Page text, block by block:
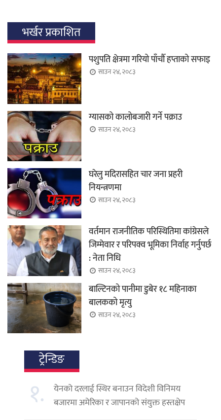
भर्खर प्रकाशित
पशुपति क्षेत्रमा गरियो पाँचौँ हप्ताको सफाइ
साउन २४, २०८३
ग्यासको कालोबजारी गर्ने पक्राउ
साउन २४, २०८३
घरेलु मदिरासहित चार जना प्रहरी
नियन्त्रणमा
साउन २४, २०८३
वर्तमान राजनीतिक परिस्थितिमा कांग्रेसले
जिम्मेवार र परिपक्व भूमिका निर्वाह गर्नुपर्छ
: नेता निधि
साउन २४, २०८३
बाल्टिनको पानीमा डुबेर १८ महिनाका
बालकको मृत्यु
साउन २४, २०८३
ट्रेन्डिङ
१.
येनको दरलाई स्थिर बनाउन विदेशी विनिमय
बजारमा अमेरिका र जापानको संयुक्त हस्तक्षेप